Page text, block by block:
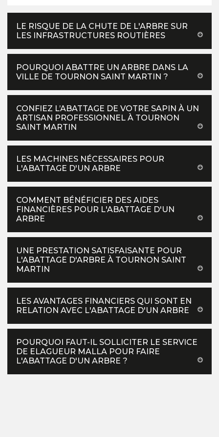
LE RISQUE DE LA CHUTE DE L'ARBRE SUR
LES INFRASTRUCTURES ROUTIÈRES
POURQUOI ABATTRE UN ARBRE DANS LA
VILLE DE TOURNON SAINT MARTIN ?
CONFIEZ L’ABATTAGE DE VOTRE SAPIN À UN
ARTISAN PROFESSIONNEL À TOURNON
SAINT MARTIN
LES MACHINES NÉCESSAIRES POUR
L'ABATTAGE D'UN ARBRE
COMMENT BÉNÉFICIER DES AIDES
FINANCIÈRES POUR L'ABATTAGE D'UN
ARBRE
UNE PRESTATION SATISFAISANTE POUR
L'ABATTAGE D'ARBRE À TOURNON SAINT
MARTIN
LES AVANTAGES FINANCIERS QUI SONT EN
RELATION AVEC L'ABATTAGE D'UN ARBRE
POURQUOI FAUT-IL SOLLICITER LE SERVICE
DE ELAGUEUR MALLA POUR FAIRE
L'ABATTAGE D'UN ARBRE ?